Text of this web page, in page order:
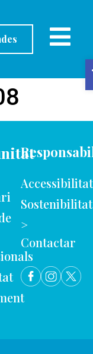
Accessibilitat
Sostenibilitat
>
Contactar